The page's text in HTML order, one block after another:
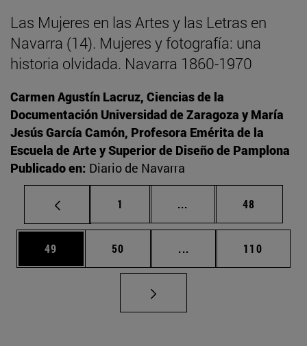
Las Mujeres en las Artes y las Letras en
Navarra (14). Mujeres y fotografía: una
historia olvidada. Navarra 1860-1970
Carmen Agustín Lacruz, Ciencias de la
Documentación Universidad de Zaragoza y María
Jesús García Camón, Profesora Emérita de la
Escuela de Arte y Superior de Diseño de Pamplona
Publicado en: Diario de Navarra
Página
1 ... Páginas intermedias
Página
48
Página
49 Página
50 ... Páginas intermedias
Página
110